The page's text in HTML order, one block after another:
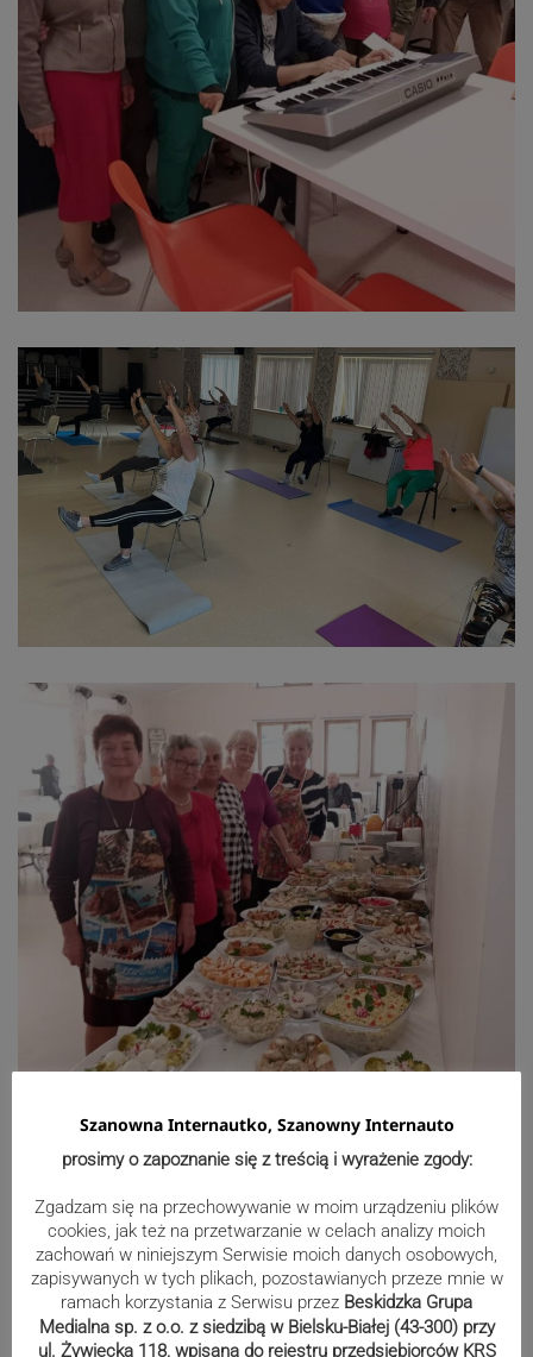
Szanowna Internautko, Szanowny Internauto
prosimy o zapoznanie się z treścią i wyrażenie zgody:
Zgadzam się na przechowywanie w moim urządzeniu plików
cookies, jak też na przetwarzanie w celach analizy moich
zachowań w niniejszym Serwisie moich danych osobowych,
zapisywanych w tych plikach, pozostawianych przeze mnie w
ramach korzystania z Serwisu przez Beskidzka Grupa
Medialna sp. z o.o. z siedzibą w Bielsku-Białej (43-300) przy
ul. Żywiecka 118, wpisana do rejestru przedsiębiorców KRS